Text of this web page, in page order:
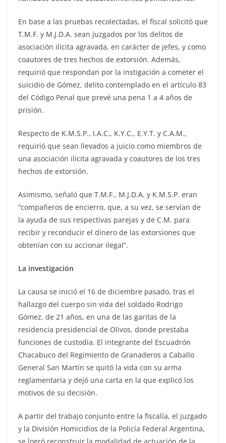
En base a las pruebas recolectadas, el fiscal solicitó que
T.M.F. y M.J.D.A. sean juzgados por los delitos de
asociación ilícita agravada, en carácter de jefes, y como
coautores de tres hechos de extorsión. Además,
requirió que respondan por la instigación a cometer el
suicidio de Gómez, delito contemplado en el artículo 83
del Código Penal que prevé una pena 1 a 4 años de
prisión.
Respecto de K.M.S.P., I.A.C., K.Y.C., E.Y.T. y C.A.M.,
requirió que sean llevados a juicio como miembros de
una asociación ilícita agravada y coautores de los tres
hechos de extorsión.
Asimismo, señaló que T.M.F., M.J.D.A. y K.M.S.P. eran
“compañeros de encierro, que, a su vez, se servían de
la ayuda de sus respectivas parejas y de C.M. para
recibir y reconducir el dinero de las extorsiones que
obtenían con su accionar ilegal”.
La investigación
La causa se inició el 16 de diciembre pasado, tras el
hallazgo del cuerpo sin vida del soldado Rodrigo
Gómez, de 21 años, en una de las garitas de la
residencia presidencial de Olivos, donde prestaba
funciones de custodia. El integrante del Escuadrón
Chacabuco del Regimiento de Granaderos a Caballo
General San Martín se quitó la vida con su arma
reglamentaria y dejó una carta en la que explicó los
motivos de su decisión.
A partir del trabajo conjunto entre la fiscalía, el juzgado
y la División Homicidios de la Policía Federal Argentina,